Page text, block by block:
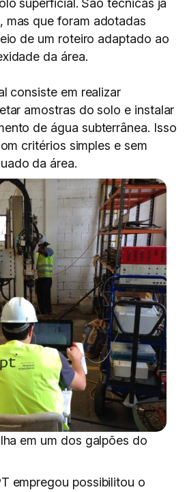
superficial. São técnicas já
mas que foram adotadas
de um roteiro adaptado ao
da área.
consiste em realizar
amostras do solo e instalar
de água subterrânea. Isso
critérios simples e sem
da área.
em um dos galpões do
empregou possibilitou o